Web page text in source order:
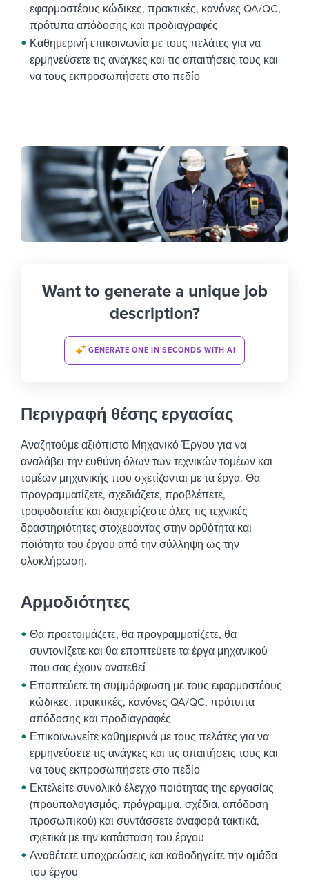
εφαρμοστέους κώδικες, πρακτικές, κανόνες QA/QC,
πρότυπα απόδοσης και προδιαγραφές
Καθημερινή επικοινωνία με τους πελάτες για να
ερμηνεύσετε τις ανάγκες και τις απαιτήσεις τους και
να τους εκπροσωπήσετε στο πεδίο
Want to generate a unique job
description?
GENERATE ONE IN SECONDS WITH AI
Περιγραφή θέσης εργασίας
Αναζητούμε αξιόπιστο Μηχανικό Έργου για να
αναλάβει την ευθύνη όλων των τεχνικών τομέων και
τομέων μηχανικής που σχετίζονται με τα έργα. Θα
προγραμματίζετε, σχεδιάζετε, προβλέπετε,
τροφοδοτείτε και διαχειρίζεστε όλες τις τεχνικές
δραστηριότητες στοχεύοντας στην ορθότητα και
ποιότητα του έργου από την σύλληψη ως την
ολοκλήρωση.
Αρμοδιότητες
Θα προετοιμάζετε, θα προγραμματίζετε, θα
συντονίζετε και θα εποπτεύετε τα έργα μηχανικού
που σας έχουν ανατεθεί
Εποπτεύετε τη συμμόρφωση με τους εφαρμοστέους
κώδικες, πρακτικές, κανόνες QA/QC, πρότυπα
απόδοσης και προδιαγραφές
Επικοινωνείτε καθημερινά με τους πελάτες για να
ερμηνεύσετε τις ανάγκες και τις απαιτήσεις τους και
να τους εκπροσωπήσετε στο πεδίο
Εκτελείτε συνολικό έλεγχο ποιότητας της εργασίας
(προϋπολογισμός, πρόγραμμα, σχέδια, απόδοση
προσωπικού) και συντάσσετε αναφορά τακτικά,
σχετικά με την κατάσταση του έργου
Αναθέτετε υποχρεώσεις και καθοδηγείτε την ομάδα
του έργου